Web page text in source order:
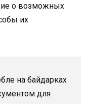
о возможных
их
на байдарках
для